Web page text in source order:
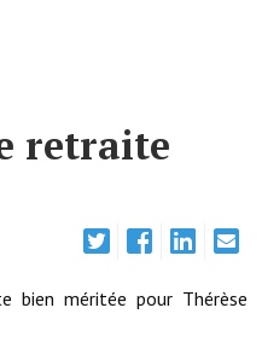
retraite
bien méritée pour Thérèse